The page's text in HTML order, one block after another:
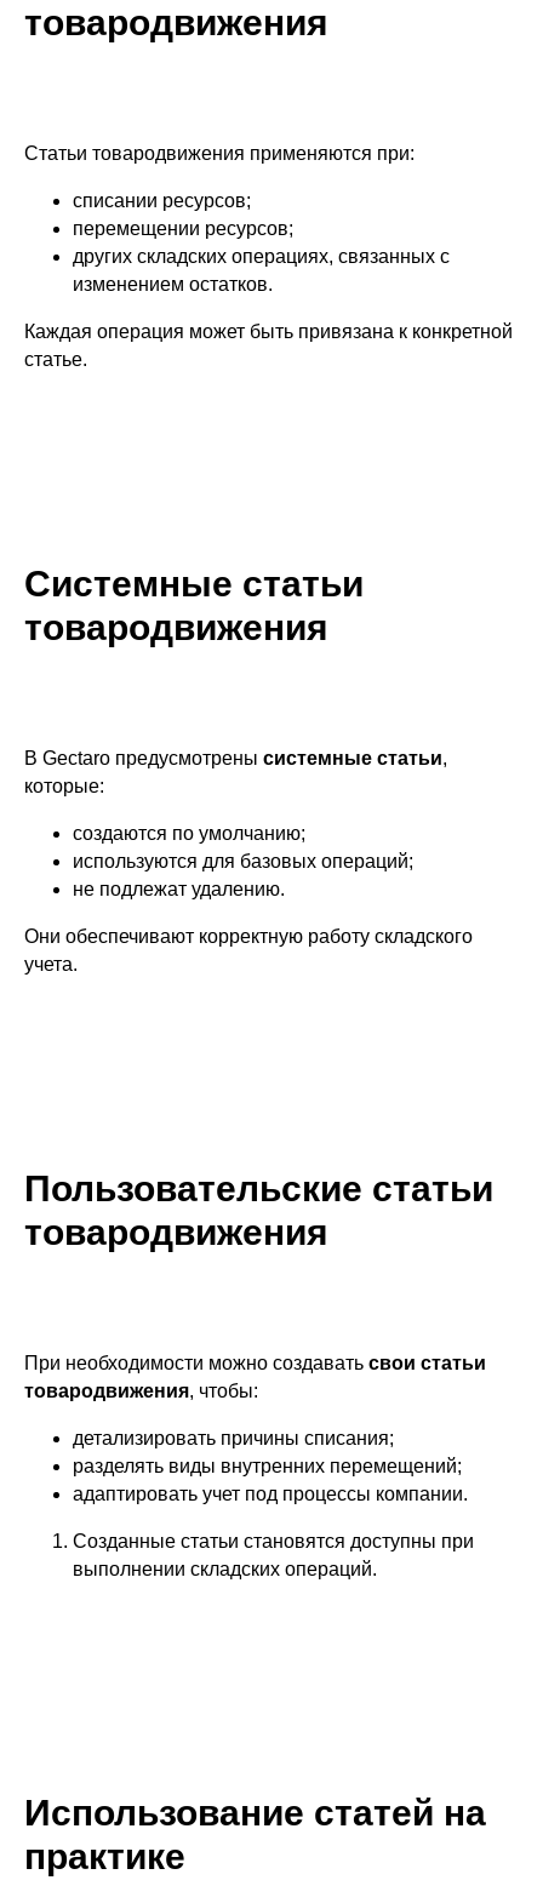
товародвижения
Статьи товародвижения применяются при:
списании ресурсов;
перемещении ресурсов;
других складских операциях, связанных с
изменением остатков.
Каждая операция может быть привязана к конкретной
статье.
Системные статьи
товародвижения
В Gectaro предусмотрены системные статьи,
которые:
создаются по умолчанию;
используются для базовых операций;
не подлежат удалению.
Они обеспечивают корректную работу складского
учета.
Пользовательские статьи
товародвижения
При необходимости можно создавать свои статьи
товародвижения, чтобы:
детализировать причины списания;
разделять виды внутренних перемещений;
адаптировать учет под процессы компании.
Созданные статьи становятся доступны при
выполнении складских операций.
Использование статей на
практике